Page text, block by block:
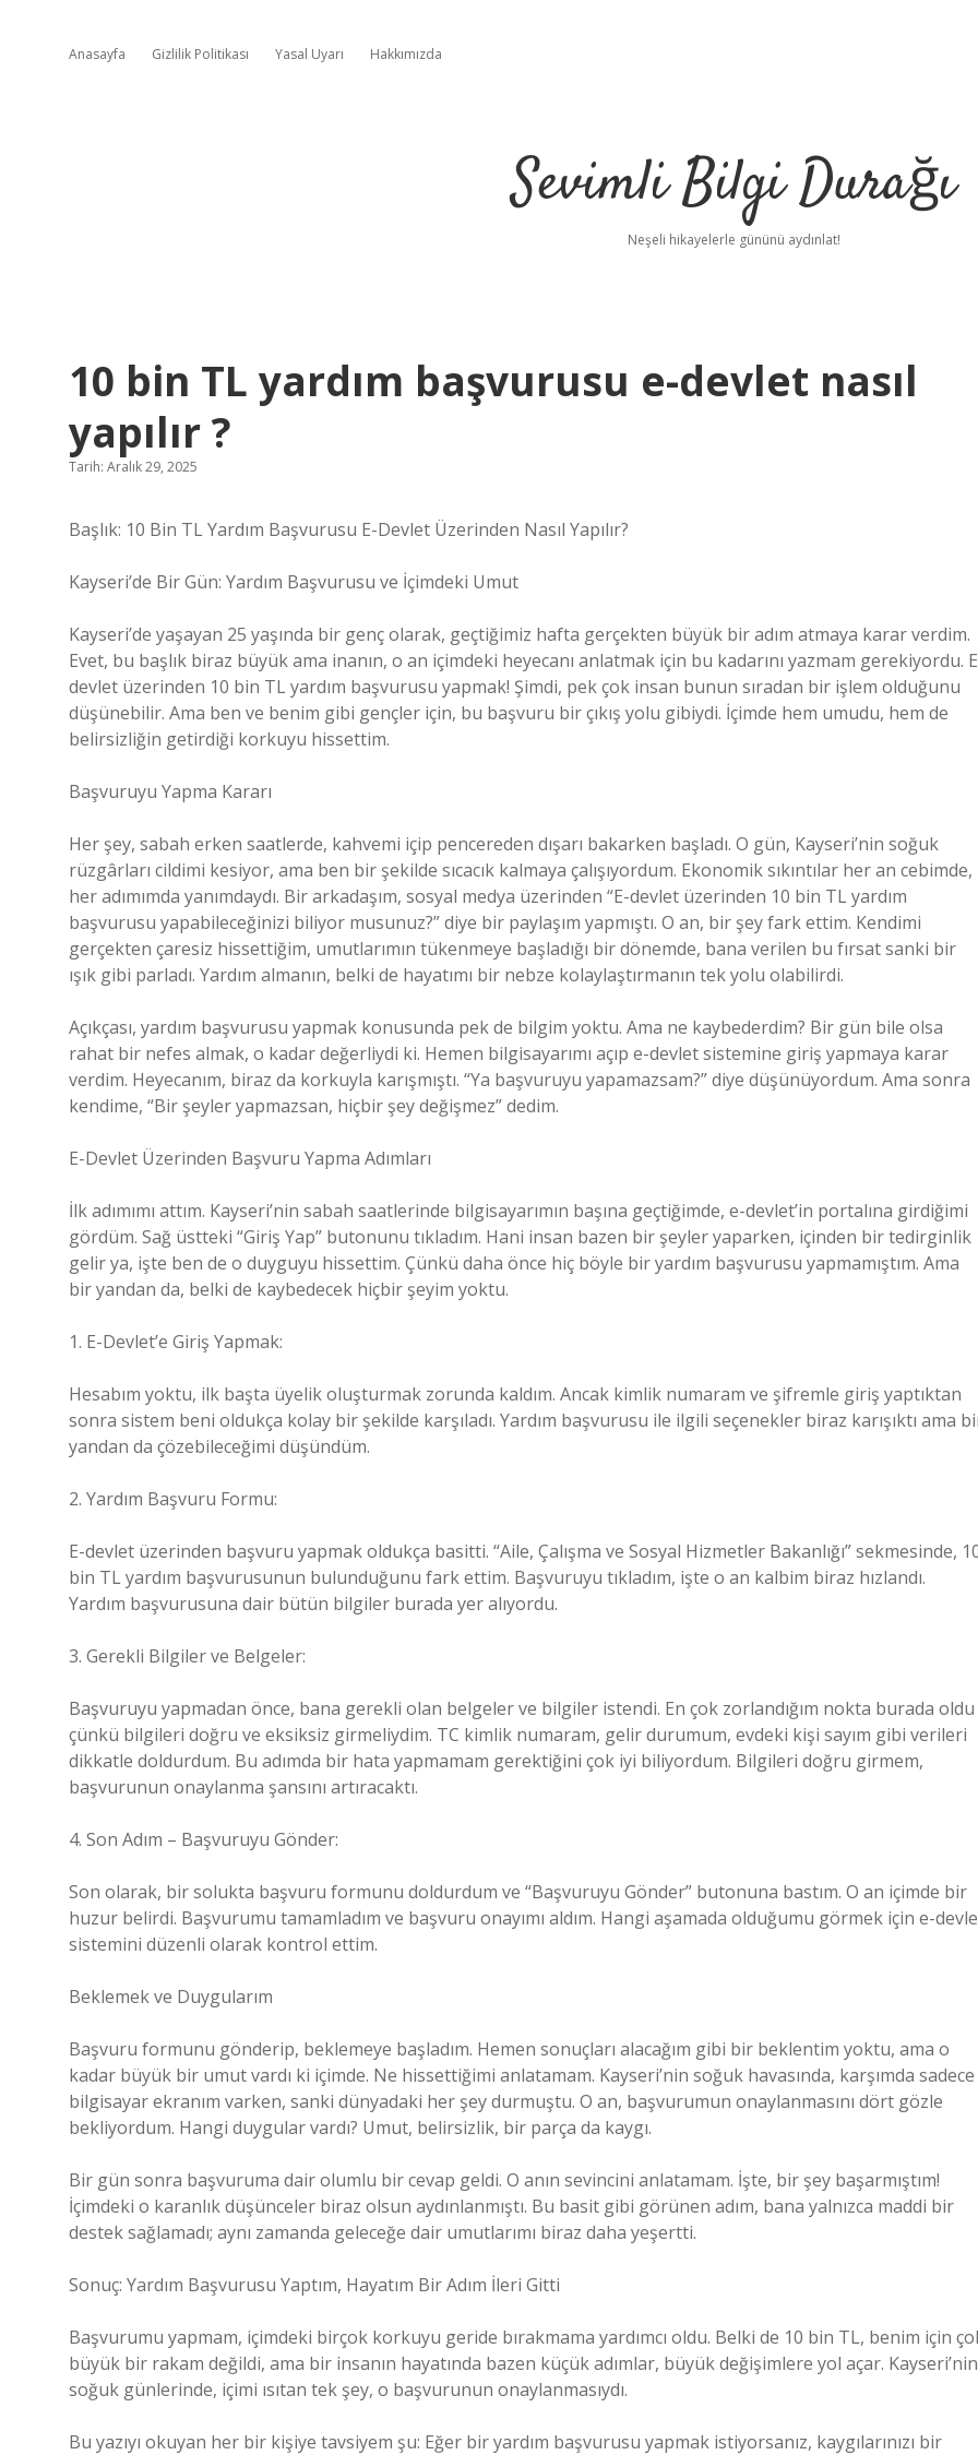
Anasayfa Gizlilik Politikası Yasal Uyarı Hakkımızda
Sevimli Bilgi Durağı
Neşeli hikayelerle gününü aydınlat!
10 bin TL yardım başvurusu e-devlet nasıl
yapılır ?
Tarih: Aralık 29, 2025
Başlık: 10 Bin TL Yardım Başvurusu E-Devlet Üzerinden Nasıl Yapılır?
Kayseri’de Bir Gün: Yardım Başvurusu ve İçimdeki Umut
Kayseri’de yaşayan 25 yaşında bir genç olarak, geçtiğimiz hafta gerçekten büyük bir adım atmaya karar verdim.
Evet, bu başlık biraz büyük ama inanın, o an içimdeki heyecanı anlatmak için bu kadarını yazmam gerekiyordu.
devlet üzerinden 10 bin TL yardım başvurusu yapmak! Şimdi, pek çok insan bunun sıradan bir işlem olduğunu
düşünebilir. Ama ben ve benim gibi gençler için, bu başvuru bir çıkış yolu gibiydi. İçimde hem umudu, hem de
belirsizliğin getirdiği korkuyu hissettim.
Başvuruyu Yapma Kararı
Her şey, sabah erken saatlerde, kahvemi içip pencereden dışarı bakarken başladı. O gün, Kayseri’nin soğuk
rüzgârları cildimi kesiyor, ama ben bir şekilde sıcacık kalmaya çalışıyordum. Ekonomik sıkıntılar her an cebimde,
her adımımda yanımdaydı. Bir arkadaşım, sosyal medya üzerinden “E-devlet üzerinden 10 bin TL yardım
başvurusu yapabileceğinizi biliyor musunuz?” diye bir paylaşım yapmıştı. O an, bir şey fark ettim. Kendimi
gerçekten çaresiz hissettiğim, umutlarımın tükenmeye başladığı bir dönemde, bana verilen bu fırsat sanki bir
ışık gibi parladı. Yardım almanın, belki de hayatımı bir nebze kolaylaştırmanın tek yolu olabilirdi.
Açıkçası, yardım başvurusu yapmak konusunda pek de bilgim yoktu. Ama ne kaybederdim? Bir gün bile olsa
rahat bir nefes almak, o kadar değerliydi ki. Hemen bilgisayarımı açıp e-devlet sistemine giriş yapmaya karar
verdim. Heyecanım, biraz da korkuyla karışmıştı. “Ya başvuruyu yapamazsam?” diye düşünüyordum. Ama sonra
kendime, “Bir şeyler yapmazsan, hiçbir şey değişmez” dedim.
E-Devlet Üzerinden Başvuru Yapma Adımları
İlk adımımı attım. Kayseri’nin sabah saatlerinde bilgisayarımın başına geçtiğimde, e-devlet’in portalına girdiğimi
gördüm. Sağ üstteki “Giriş Yap” butonunu tıkladım. Hani insan bazen bir şeyler yaparken, içinden bir tedirginlik
gelir ya, işte ben de o duyguyu hissettim. Çünkü daha önce hiç böyle bir yardım başvurusu yapmamıştım. Ama
bir yandan da, belki de kaybedecek hiçbir şeyim yoktu.
1. E-Devlet’e Giriş Yapmak:
Hesabım yoktu, ilk başta üyelik oluşturmak zorunda kaldım. Ancak kimlik numaram ve şifremle giriş yaptıktan
sonra sistem beni oldukça kolay bir şekilde karşıladı. Yardım başvurusu ile ilgili seçenekler biraz karışıktı ama
yandan da çözebileceğimi düşündüm.
2. Yardım Başvuru Formu:
E-devlet üzerinden başvuru yapmak oldukça basitti. “Aile, Çalışma ve Sosyal Hizmetler Bakanlığı” sekmesinde,
bin TL yardım başvurusunun bulunduğunu fark ettim. Başvuruyu tıkladım, işte o an kalbim biraz hızlandı.
Yardım başvurusuna dair bütün bilgiler burada yer alıyordu.
3. Gerekli Bilgiler ve Belgeler:
Başvuruyu yapmadan önce, bana gerekli olan belgeler ve bilgiler istendi. En çok zorlandığım nokta burada oldu
çünkü bilgileri doğru ve eksiksiz girmeliydim. TC kimlik numaram, gelir durumum, evdeki kişi sayım gibi verileri
dikkatle doldurdum. Bu adımda bir hata yapmamam gerektiğini çok iyi biliyordum. Bilgileri doğru girmem,
başvurunun onaylanma şansını artıracaktı.
4. Son Adım – Başvuruyu Gönder:
Son olarak, bir solukta başvuru formunu doldurdum ve “Başvuruyu Gönder” butonuna bastım. O an içimde bir
huzur belirdi. Başvurumu tamamladım ve başvuru onayımı aldım. Hangi aşamada olduğumu görmek için e-
sistemini düzenli olarak kontrol ettim.
Beklemek ve Duygularım
Başvuru formunu gönderip, beklemeye başladım. Hemen sonuçları alacağım gibi bir beklentim yoktu, ama o
kadar büyük bir umut vardı ki içimde. Ne hissettiğimi anlatamam. Kayseri’nin soğuk havasında, karşımda sadece
bilgisayar ekranım varken, sanki dünyadaki her şey durmuştu. O an, başvurumun onaylanmasını dört gözle
bekliyordum. Hangi duygular vardı? Umut, belirsizlik, bir parça da kaygı.
Bir gün sonra başvuruma dair olumlu bir cevap geldi. O anın sevincini anlatamam. İşte, bir şey başarmıştım!
İçimdeki o karanlık düşünceler biraz olsun aydınlanmıştı. Bu basit gibi görünen adım, bana yalnızca maddi bir
destek sağlamadı; aynı zamanda geleceğe dair umutlarımı biraz daha yeşertti.
Sonuç: Yardım Başvurusu Yaptım, Hayatım Bir Adım İleri Gitti
Başvurumu yapmam, içimdeki birçok korkuyu geride bırakmama yardımcı oldu. Belki de 10 bin TL, benim için
büyük bir rakam değildi, ama bir insanın hayatında bazen küçük adımlar, büyük değişimlere yol açar. Kayseri’nin
soğuk günlerinde, içimi ısıtan tek şey, o başvurunun onaylanmasıydı.
Bu yazıyı okuyan her bir kişiye tavsiyem şu: Eğer bir yardım başvurusu yapmak istiyorsanız, kaygılarınızı bir